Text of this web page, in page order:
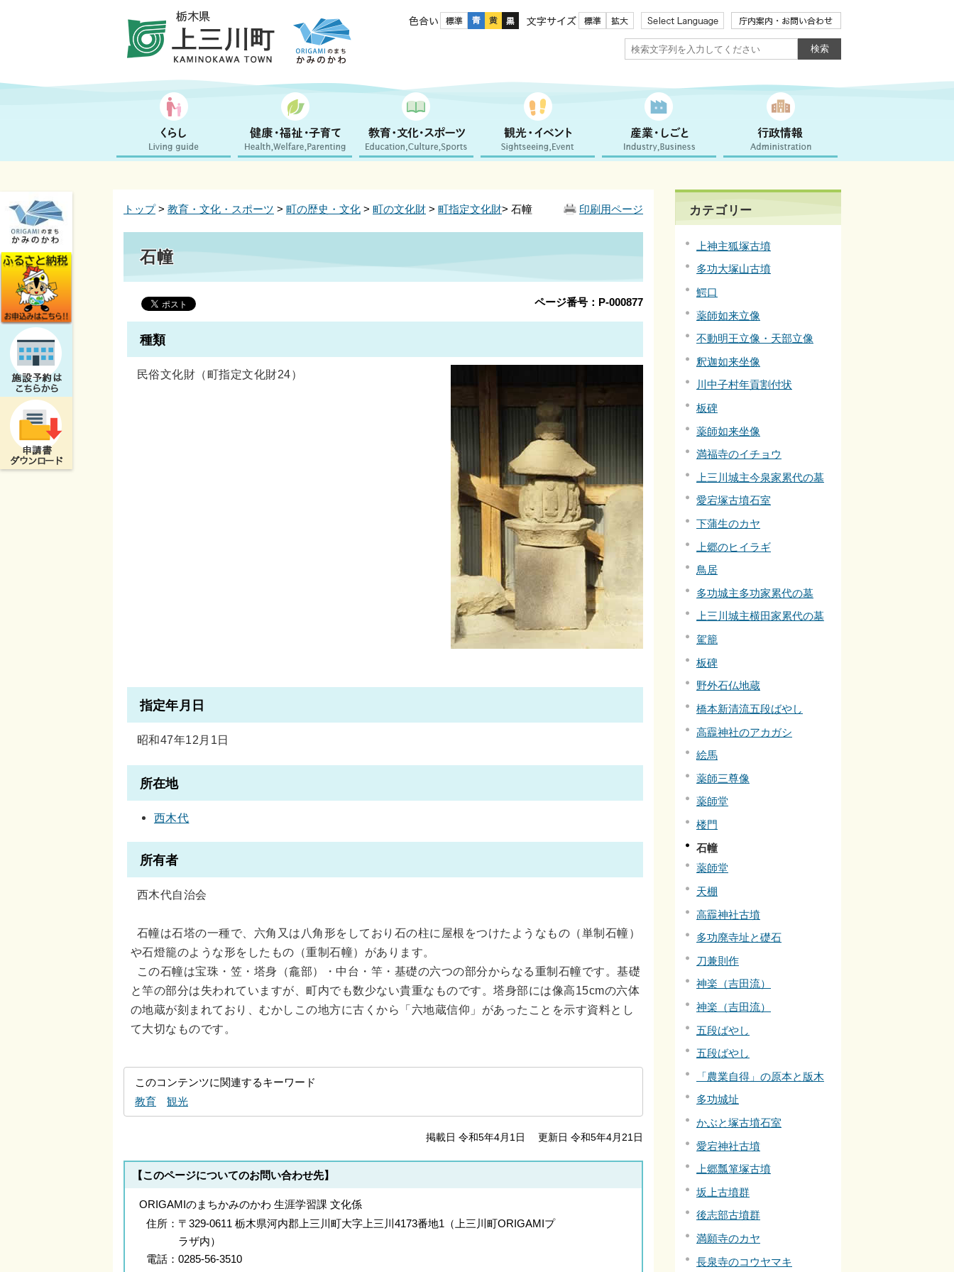
色合い 文字サイズ
印刷用ページ
トップ> 教育・文化・スポーツ > 町の歴史・文化 > 町の文化財 > 町指定文化財> 石幢
石幢
ページ番号：P-000877
種類
民俗文化財（町指定文化財24）
指定年月日
昭和47年12月1日
所在地
西木代
所有者
西木代自治会
石幢は石塔の一種で、六角又は八角形をしており石の柱に屋根をつけたようなもの（単制石幢）
や石燈籠のような形をしたもの（重制石幢）があります。
この石幢は宝珠・笠・塔身（龕部）・中台・竿・基礎の六つの部分からなる重制石幢です。基礎
と竿の部分は失われていますが、町内でも数少ない貴重なものです。塔身部には像高15cmの六体
の地蔵が刻まれており、むかしこの地方に古くから「六地蔵信仰」があったことを示す資料とし
て大切なものです。
このコンテンツに関連するキーワード
教育
観光
掲載日 令和5年4月1日 更新日 令和5年4月21日
【このページについてのお問い合わせ先】
ORIGAMIのまちかみのかわ 生涯学習課 文化係
住所： 〒329-0611 栃木県河内郡上三川町大字上三川4173番地1（上三川町ORIGAMIプ
ラザ内）
電話： 0285-56-3510
カテゴリー
上神主狐塚古墳
多功大塚山古墳
鰐口
薬師如来立像
不動明王立像・天部立像
釈迦如来坐像
川中子村年貢割付状
板碑
薬師如来坐像
満福寺のイチョウ
上三川城主今泉家累代の墓
愛宕塚古墳石室
下蒲生のカヤ
上郷のヒイラギ
鳥居
多功城主多功家累代の墓
上三川城主横田家累代の墓
駕籠
板碑
野外石仏地蔵
橋本新清流五段ばやし
高龗神社のアカガシ
絵馬
薬師三尊像
薬師堂
楼門
石幢
薬師堂
天棚
高龗神社古墳
多功廃寺址と礎石
刀兼則作
神楽（吉田流）
神楽（吉田流）
五段ばやし
五段ばやし
「農業自得」の原本と版木
多功城址
かぶと塚古墳石室
愛宕神社古墳
上郷瓢箪塚古墳
坂上古墳群
後志部古墳群
満願寺のカヤ
長泉寺のコウヤマキ